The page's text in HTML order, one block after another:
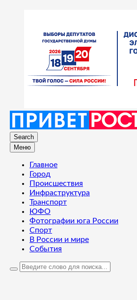
Search
Меню
Главное
Город
Происшествия
Инфраструктура
Транспорт
ЮФО
Фотографии юга России
Спорт
В России и мире
События